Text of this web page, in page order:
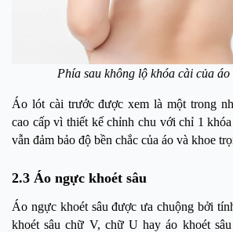
Phía sau không lộ khóa cài của
Áo lót cài trước được xem là một trong
cao cấp vì thiết kế chỉnh chu với chỉ 1
vẫn đảm bảo độ bền chắc của áo và khoe
2.3 Áo ngực khoét sâu
Áo ngực khoét sâu được ưa chuộng bởi
khoét sâu chữ V, chữ U hay áo khoét